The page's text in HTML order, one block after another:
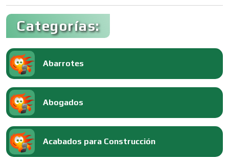
Categorías:
Abarrotes
Abogados
Acabados para Construcción